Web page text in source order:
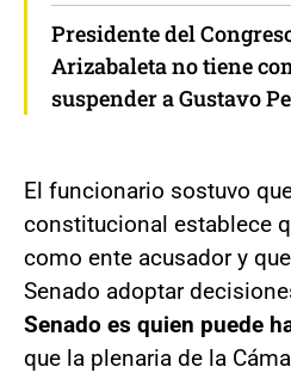
Presidente del
Arizabaleta no tiene
suspender a Gustavo
El funcionario sostuvo
constitucional establece
como ente acusador y
Senado adoptar
Senado es quien puede
que la plenaria de la